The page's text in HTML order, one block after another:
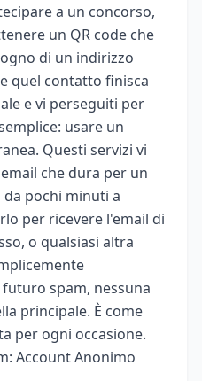
a un concorso,
un QR code che
di un indirizzo
quel contatto finisca
e vi perseguiti per
usare un
Questi servizi vi
che dura per un
pochi minuti a
per ricevere l'email di
o qualsiasi altra
spam, nessuna
principale. È come
per ogni occasione.
Account Anonimo